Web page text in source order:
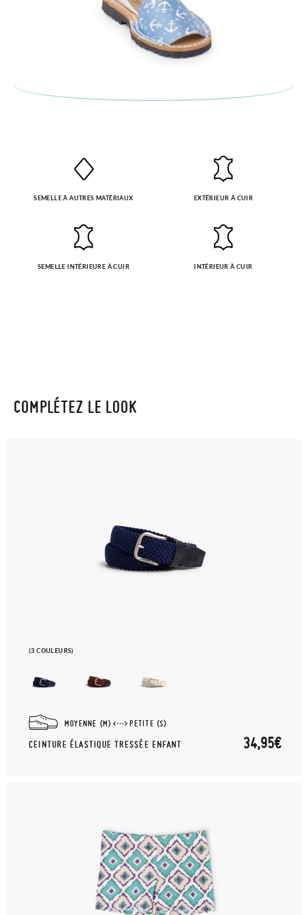
automatiquement dans votre boîte de réception.
Pour échanger un article, veuillez retourner votre paire
puis passez une nouvelle commande pour la taille ou le modèle
SEMELLE À AUTRES MATÉRIAUX EXTÉRIEUR À CUIR
SEMELLE INTÉRIEURE À CUIR INTÉRIEUR À CUIR
COMPLÉTEZ LE LOOK
(3 COULEURS)
MOYENNE (M) PETITE (S)
CEINTURE ÉLASTIQUE TRESSÉE ENFANT 34,95€